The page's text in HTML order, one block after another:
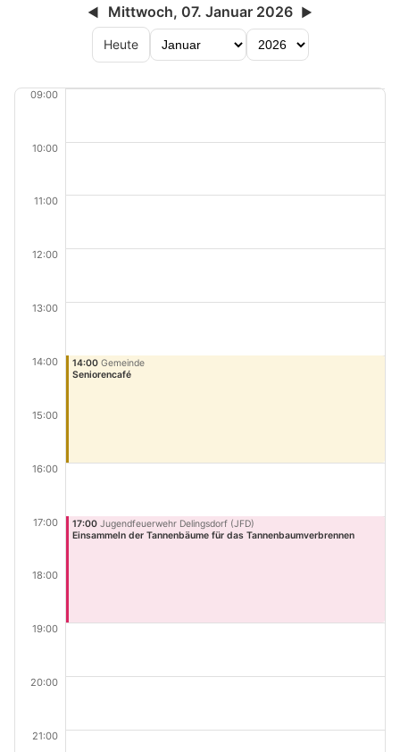
◀ Mittwoch, 07. Januar 2026 ▶
Heute
09:00
10:00
11:00
12:00
13:00
14:00
15:00
16:00
17:00
18:00
19:00
20:00
21:00
14:00 Gemeinde
Seniorencafé
17:00 Jugendfeuerwehr Delingsdorf (JFD)
Einsammeln der Tannenbäume für das Tannenbaumverbrennen